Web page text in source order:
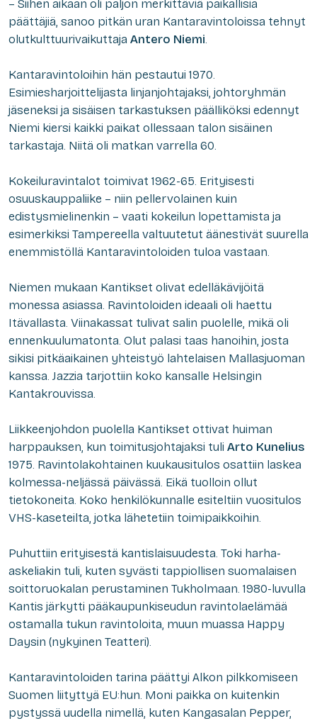
– Siihen aikaan oli paljon merkittäviä paikallisia
päättäjiä, sanoo pitkän uran Kantaravintoloissa tehnyt
olutkulttuurivaikuttaja Antero Niemi.
Kantaravintoloihin hän pestautui 1970.
Esimiesharjoittelijasta linjanjohtajaksi, johtoryhmän
jäseneksi ja sisäisen tarkastuksen päälliköksi edennyt
Niemi kiersi kaikki paikat ollessaan talon sisäinen
tarkastaja. Niitä oli matkan varrella 60.
Kokeiluravintalot toimivat 1962-65. Erityisesti
osuuskauppaliike – niin pellervolainen kuin
edistysmielinenkin – vaati kokeilun lopettamista ja
esimerkiksi Tampereella valtuutetut äänestivät suurella
enemmistöllä Kantaravintoloiden tuloa vastaan.
Niemen mukaan Kantikset olivat edelläkävijöitä
monessa asiassa. Ravintoloiden ideaali oli haettu
Itävallasta. Viinakassat tulivat salin puolelle, mikä oli
ennenkuulumatonta. Olut palasi taas hanoihin, josta
sikisi pitkäaikainen yhteistyö lahtelaisen Mallasjuoman
kanssa. Jazzia tarjottiin koko kansalle Helsingin
Kantakrouvissa.
Liikkeenjohdon puolella Kantikset ottivat huiman
harppauksen, kun toimitusjohtajaksi tuli Arto Kunelius
1975. Ravintolakohtainen kuukausitulos osattiin laskea
kolmessa-neljässä päivässä. Eikä tuolloin ollut
tietokoneita. Koko henkilökunnalle esiteltiin vuositulos
VHS-kaseteilta, jotka lähetetiin toimipaikkoihin.
Puhuttiin erityisestä kantislaisuudesta. Toki harha-
askeliakin tuli, kuten syvästi tappiollisen suomalaisen
soittoruokalan perustaminen Tukholmaan. 1980-luvulla
Kantis järkytti pääkaupunkiseudun ravintolaelämää
ostamalla tukun ravintoloita, muun muassa Happy
Daysin (nykyinen Teatteri).
Kantaravintoloiden tarina päättyi Alkon pilkkomiseen
Suomen liityttyä EU:hun. Moni paikka on kuitenkin
pystyssä uudella nimellä, kuten Kangasalan Pepper,